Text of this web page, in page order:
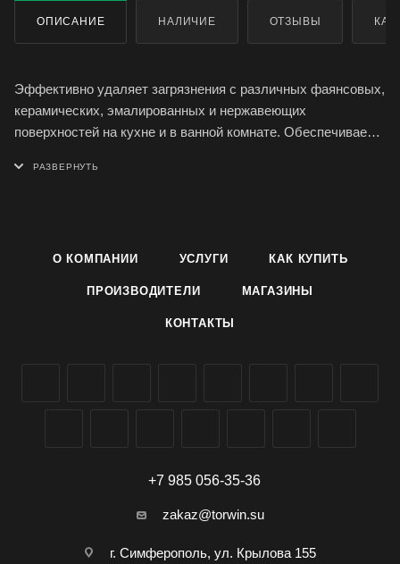
ОПИСАНИЕ НАЛИЧИЕ ОТЗЫВЫ
Эффективно удаляет загрязнения с различных фаянсовых,
керамических, эмалированных и нержавеющих
поверхностей на кухне и в ванной комнате. Обеспечивает
придает очищаемой поверхности свежий аромат.
краситель.
Форма выпуска: порошок
Дозатор: классический
Артикул производителя: 2414453.
О КОМПАНИИ УСЛУГИ КАК КУПИТЬ
ПРОИЗВОДИТЕЛИ МАГАЗИНЫ
КОНТАКТЫ
+7 985 056-35-36
zakaz@torwin.su
г. Симферополь, ул. Крылова 155